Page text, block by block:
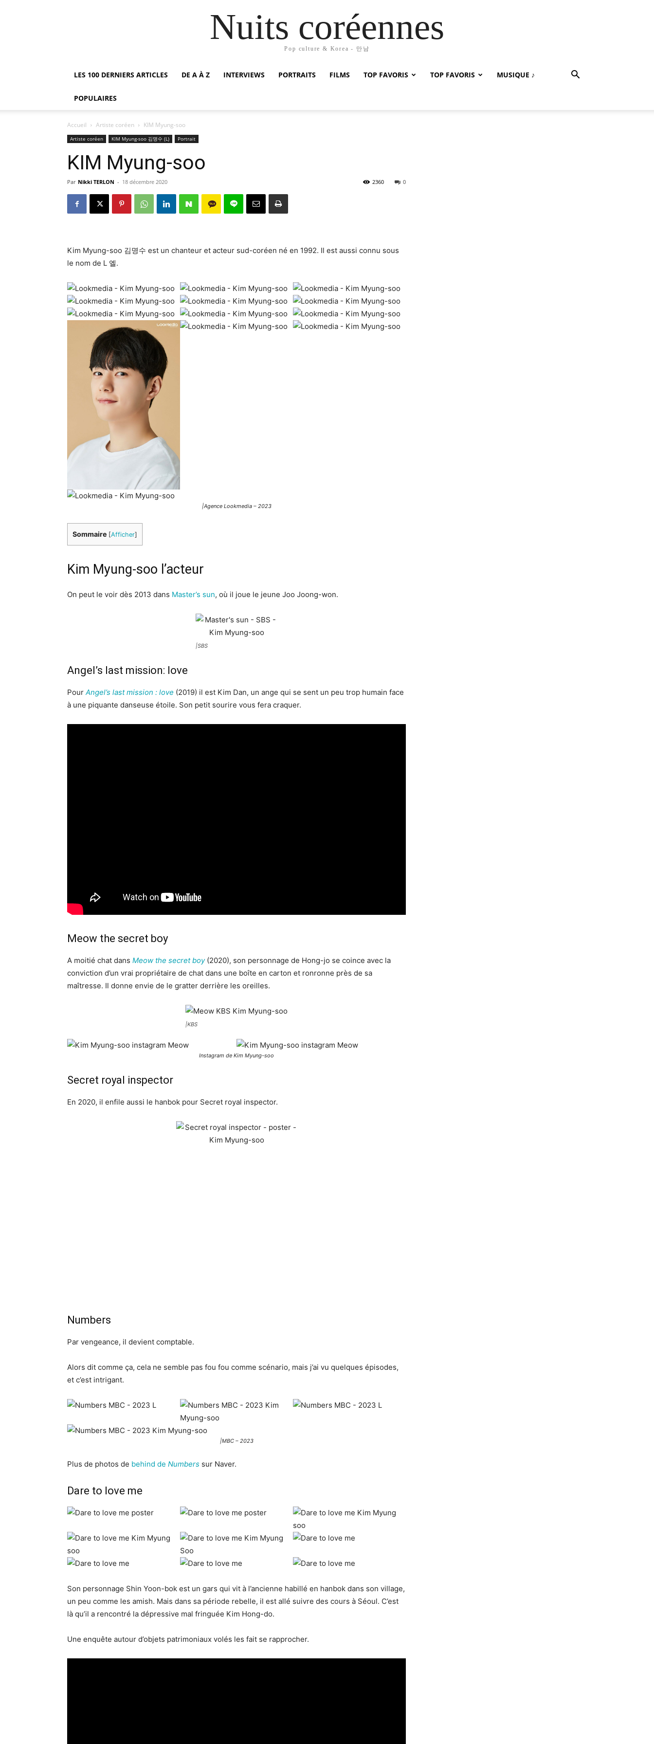
Nuits coréennes
Pop culture & Korea - 만남
LES 100 DERNIERS ARTICLES DE A À Z INTERVIEWS PORTRAITS FILMS TOP FAVORIS TOP FAVORIS MUSIQUE ♪
POPULAIRES
Accueil Artiste coréen KIM Myung-soo
Artiste coréen KIM Myung-soo 김명수 (L) Portrait
KIM Myung-soo
Par Nikki TERLON - 18 décembre 2020 0
2360
Kim Myung-soo 김명수 est un chanteur et acteur sud-coréen né en 1992. Il est aussi connu sous
le nom de L 엘.
|Agence Lookmedia – 2023
Sommaire [Afficher]
Kim Myung-soo l’acteur
On peut le voir dès 2013 dans Master’s sun, où il joue le jeune Joo Joong-won.
|SBS
Angel’s last mission: love
Pour Angel’s last mission : love (2019) il est Kim Dan, un ange qui se sent un peu trop humain face
à une piquante danseuse étoile. Son petit sourire vous fera craquer.
Meow the secret boy
A moitié chat dans Meow the secret boy(2020), son personnage de Hong-jo se coince avec la
conviction d’un vrai propriétaire de chat dans une boîte en carton et ronronne près de sa
maîtresse. Il donne envie de le gratter derrière les oreilles.
|KBS
Instagram de Kim Myung-soo
Secret royal inspector
En 2020, il enfile aussi le hanbok pour Secret royal inspector.
Numbers
Par vengeance, il devient comptable.
Alors dit comme ça, cela ne semble pas fou fou comme scénario, mais j’ai vu quelques épisodes,
et c’est intrigant.
|MBC – 2023
Plus de photos de behind de Numbers sur Naver.
Dare to love me
Son personnage Shin Yoon-bok est un gars qui vit à l’ancienne habillé en hanbok dans son village,
un peu comme les amish. Mais dans sa période rebelle, il est allé suivre des cours à Séoul. C’est
là qu’il a rencontré la dépressive mal fringuée Kim Hong-do.
Une enquête autour d’objets patrimoniaux volés les fait se rapprocher.